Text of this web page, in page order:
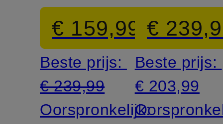
€ 159,99
Beste prijs:
€ 239,99
Oorspronkelijk:
€
Beste prijs:
€ 203,99